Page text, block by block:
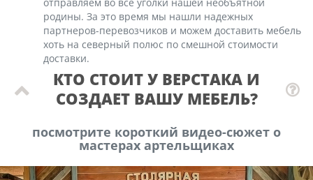
родины. За это время мы нашли надежных
партнеров-перевозчиков и можем доставить мебель
хоть на северный полюс по смешной стоимости
доставки.
КТО СТОИТ У ВЕРСТАКА И
СОЗДАЕТ ВАШУ МЕБЕЛЬ?
посмотрите короткий видео-сюжет о
мастерах артельщиках